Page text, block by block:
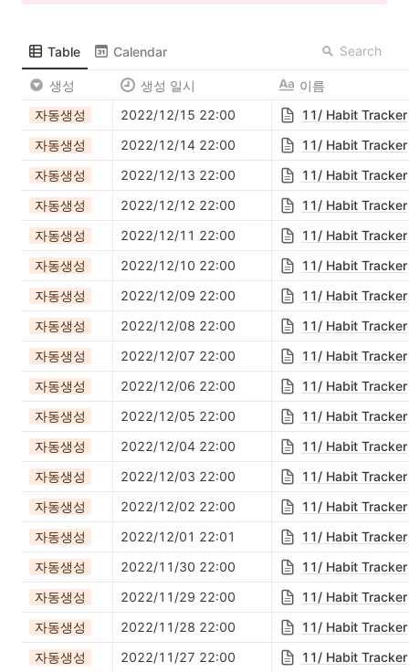
Table Calendar Search
생성 생성 일시
이름
자동생성
2022/12/15 22:00
11/ Habit Tracker
자동생성
2022/12/14 22:00
11/ Habit Tracker
자동생성
2022/12/13 22:00
11/ Habit Tracker
자동생성
2022/12/12 22:00
11/ Habit Tracker
자동생성
2022/12/11 22:00
11/ Habit Tracker
자동생성
2022/12/10 22:00
11/ Habit Tracker
자동생성
2022/12/09 22:00
11/ Habit Tracker
자동생성
2022/12/08 22:00
11/ Habit Tracker
자동생성
2022/12/07 22:00
11/ Habit Tracker
자동생성
2022/12/06 22:00
11/ Habit Tracker
자동생성
2022/12/05 22:00
11/ Habit Tracker
자동생성
2022/12/04 22:00
11/ Habit Tracker
자동생성
2022/12/03 22:00
11/ Habit Tracker
자동생성
2022/12/02 22:00
11/ Habit Tracker
자동생성
2022/12/01 22:01
11/ Habit Tracker
자동생성
2022/11/30 22:00
11/ Habit Tracker
자동생성
2022/11/29 22:00
11/ Habit Tracker
자동생성
2022/11/28 22:00
11/ Habit Tracker
자동생성
2022/11/27 22:00
11/ Habit Tracker